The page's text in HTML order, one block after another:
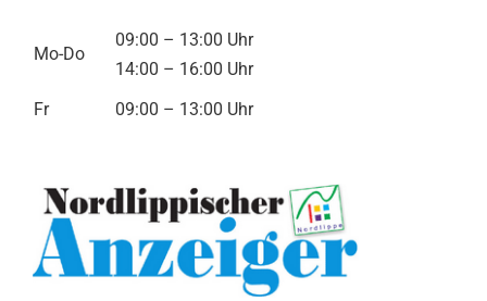
Mo-Do
09:00 – 13:00 Uhr
14:00 – 16:00 Uhr
Fr
09:00 – 13:00 Uhr